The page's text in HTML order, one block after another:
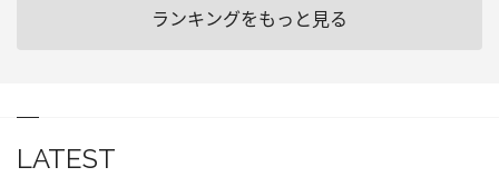
ランキングをもっと見る
LATEST